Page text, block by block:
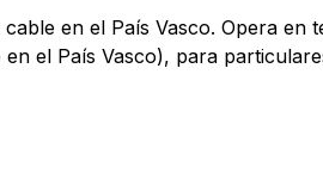
en el País Vasco. Opera
el País Vasco), para